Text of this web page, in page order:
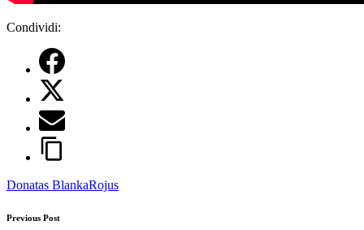
Condividi:
Tags:
Donatas BlankaRojus
Post
Previous Post